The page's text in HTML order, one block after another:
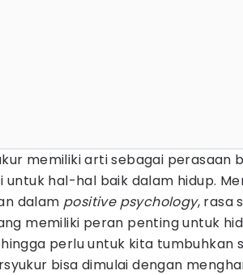
memiliki arti sebagai perasaan
untuk hal-hal baik dalam hidup.
dalam positive psychology, rasa
memiliki peran penting untuk
perlu untuk kita tumbuhkan
bisa dimulai dengan